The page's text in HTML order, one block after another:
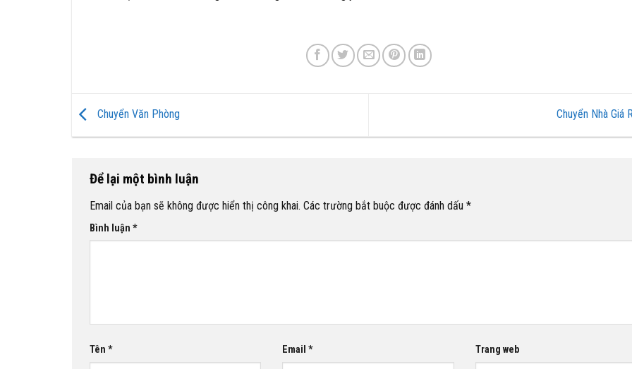
Chuyển Văn Phòng Chuyển Nhà Giá
Để lại một bình luận
Email của bạn sẽ không được hiển thị công khai. Các trường bắt buộc được đánh dấu *
Bình luận *
Tên * Email* Trang web